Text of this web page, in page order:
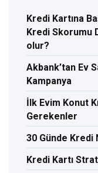
Kredi Kartına
Kredi Skorumu
olur?
Akbank’tan Ev
Kampanya
İlk Evim Konut
Gerekenler
30 Günde
Kredi Kartı